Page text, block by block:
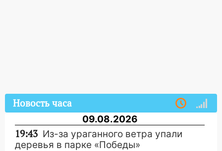
Новость часа
09.08.2026
19:43 Из-за ураганного ветра упали
деревья в парке «Победы»